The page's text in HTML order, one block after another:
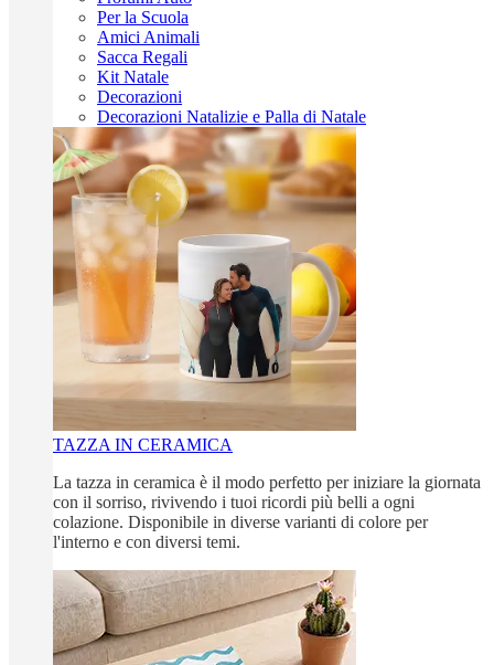
Per la Scuola
Amici Animali
Sacca Regali
Kit Natale
Decorazioni
Decorazioni Natalizie e Palla di Natale
TAZZA IN CERAMICA
La tazza in ceramica è il modo perfetto per iniziare la giornata
con il sorriso, rivivendo i tuoi ricordi più belli a ogni
colazione. Disponibile in diverse varianti di colore per
l'interno e con diversi temi.